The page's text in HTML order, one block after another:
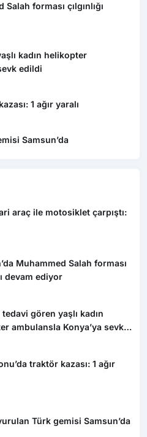
forması çılgınlığı
kadın helikopter
edildi
1 ağır yaralı
Samsun’da
araç ile motosiklet çarpıştı:
Muhammed Salah forması
devam ediyor
tedavi gören yaşlı kadın
ambulansla Konya’ya sevk
traktör kazası: 1 ağır
Türk gemisi Samsun’da